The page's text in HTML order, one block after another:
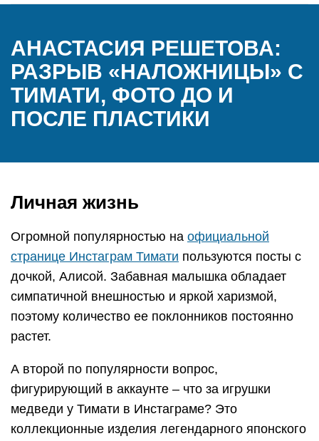
АНАСТАСИЯ РЕШЕТОВА:
РАЗРЫВ «НАЛОЖНИЦЫ» С
ТИМАТИ, ФОТО ДО И
ПОСЛЕ ПЛАСТИКИ
Личная жизнь
Огромной популярностью на официальной
странице Инстаграм Тимати пользуются посты с
дочкой, Алисой. Забавная малышка обладает
симпатичной внешностью и яркой харизмой,
поэтому количество ее поклонников постоянно
растет.
А второй по популярности вопрос,
фигурирующий в аккаунте – что за игрушки
медведи у Тимати в Инстаграме? Это
коллекционные изделия легендарного японского